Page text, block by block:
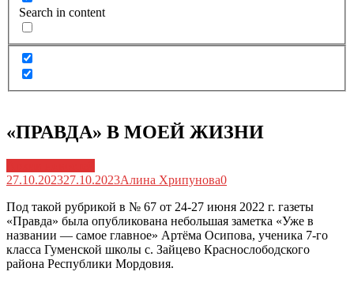
Search in content
«ПРАВДА» В МОЕЙ ЖИЗНИ
27.10.202327.10.2023Алина Хрипунова0
Под такой рубрикой в № 67 от 24-27 июня 2022 г. газеты
«Правда» была опубликована небольшая заметка «Уже в
названии — самое главное» Артёма Осипова, ученика 7-го
класса Гуменской школы с. Зайцево Краснослободского
района Республики Мордовия.